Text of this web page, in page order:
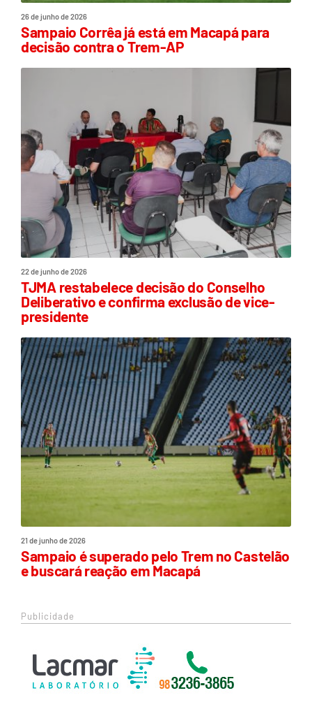
26 de junho de 2026
Sampaio Corrêa já está em Macapá para
decisão contra o Trem-AP
22 de junho de 2026
TJMA restabelece decisão do Conselho
Deliberativo e confirma exclusão de vice-
presidente
21 de junho de 2026
Sampaio é superado pelo Trem no Castelão
e buscará reação em Macapá
Publicidade